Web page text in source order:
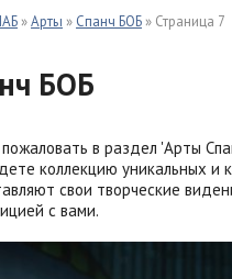
»Арты » Спанч БОБ » Страница 7
БОБ
в раздел 'Арты
коллекцию уникальных и
свои творческие
с вами.